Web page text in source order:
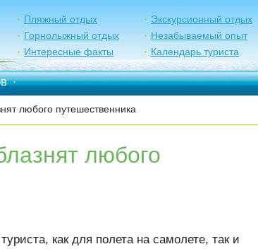
Пляжный отдых
Экскурсионный отдых
Горнолыжный отдых
Незабываемый опыт
Интересные факты
Календарь туриста
·
любого путешественника
любого
как для полета на самолете, так и